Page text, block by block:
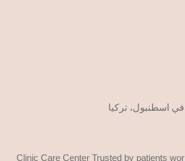
في اسطنبول، تركيا
© 2026 Clinic Care Center Trusted by patients